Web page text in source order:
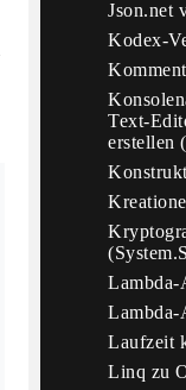
Json.net
Kodex-
Text-
erstellen
Lambda-
Lambda-
Laufzeit
Linq zu